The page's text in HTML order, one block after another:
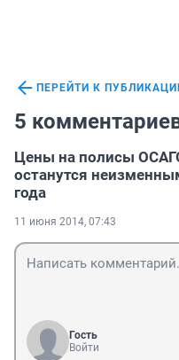
ПЕРЕЙТИ К
5
Цены на полисы
останутся
года
11 июня 2014, 07:43
Гость
Войти